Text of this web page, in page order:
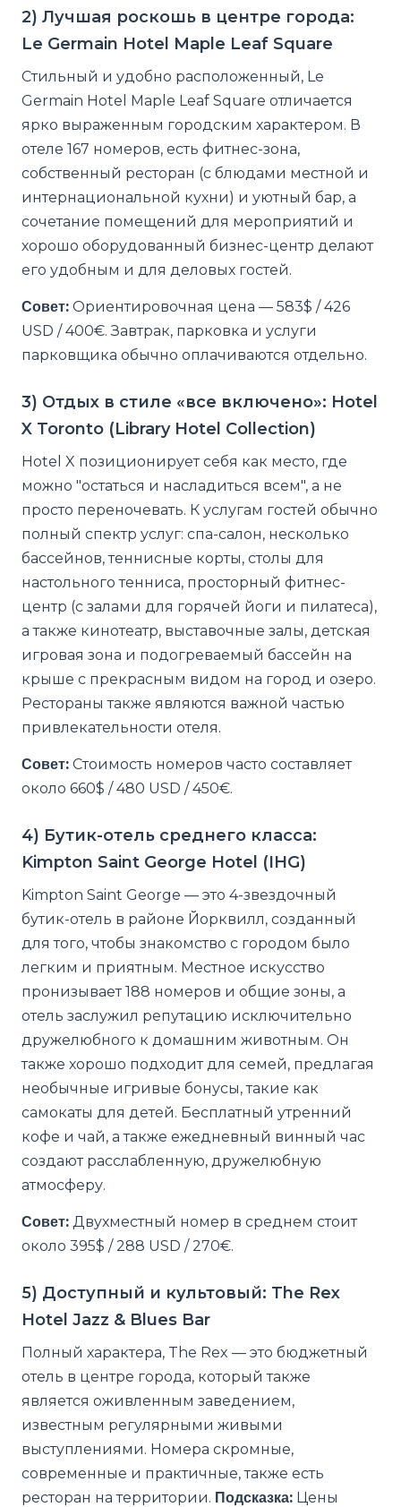
2) Лучшая роскошь в центре города:
Le Germain Hotel Maple Leaf Square
Стильный и удобно расположенный, Le
Germain Hotel Maple Leaf Square отличается
ярко выраженным городским характером. В
отеле 167 номеров, есть фитнес-зона,
собственный ресторан (с блюдами местной и
интернациональной кухни) и уютный бар, а
сочетание помещений для мероприятий и
хорошо оборудованный бизнес-центр делают
его удобным и для деловых гостей.
Совет: Ориентировочная цена — 583$ / 426
USD / 400€. Завтрак, парковка и услуги
парковщика обычно оплачиваются отдельно.
3) Отдых в стиле «все включено»: Hotel
X Toronto (Library Hotel Collection)
Hotel X позиционирует себя как место, где
можно "остаться и насладиться всем", а не
просто переночевать. К услугам гостей обычно
полный спектр услуг: спа-салон, несколько
бассейнов, теннисные корты, столы для
настольного тенниса, просторный фитнес-
центр (с залами для горячей йоги и пилатеса),
а также кинотеатр, выставочные залы, детская
игровая зона и подогреваемый бассейн на
крыше с прекрасным видом на город и озеро.
Рестораны также являются важной частью
привлекательности отеля.
Совет: Стоимость номеров часто составляет
около 660$ / 480 USD / 450€.
4) Бутик-отель среднего класса:
Kimpton Saint George Hotel (IHG)
Kimpton Saint George — это 4-звездочный
бутик-отель в районе Йорквилл, созданный
для того, чтобы знакомство с городом было
легким и приятным. Местное искусство
пронизывает 188 номеров и общие зоны, а
отель заслужил репутацию исключительно
дружелюбного к домашним животным. Он
также хорошо подходит для семей, предлагая
необычные игривые бонусы, такие как
самокаты для детей. Бесплатный утренний
кофе и чай, а также ежедневный винный час
создают расслабленную, дружелюбную
атмосферу.
Совет: Двухместный номер в среднем стоит
около 395$ / 288 USD / 270€.
5) Доступный и культовый: The Rex
Hotel Jazz & Blues Bar
Полный характера, The Rex — это бюджетный
отель в центре города, который также
является оживленным заведением,
известным регулярными живыми
выступлениями. Номера скромные,
современные и практичные, также есть
ресторан на территории. Подсказка: Цены